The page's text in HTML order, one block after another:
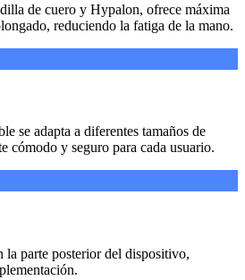
de cuero y Hypalon, ofrece máxima
reduciendo la fatiga de la mano.
se adapta a diferentes tamaños de
cómodo y seguro para cada usuario.
la parte posterior del dispositivo,